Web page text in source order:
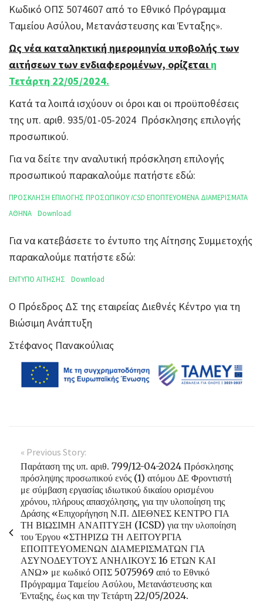
Κωδικό ΟΠΣ 5074607 από το Εθνικό Πρόγραμμα
Ταμείου Ασύλου, Μετανάστευσης και Ένταξης».
Ως νέα καταληκτική ημερομηνία υποβολής των
αιτήσεων των ενδιαφερομένων, ορίζεταιη
Τετάρτη 22/05/2024.
Κατά τα λοιπά ισχύουν οι όροι και οι προϋποθέσεις
της υπ. αριθ. 935/01-05-2024 Πρόσκλησης επιλογής
προσωπικού.
Για να δείτε την αναλυτική πρόσκληση επιλογής
προσωπικού παρακαλούμε πατήστε εδώ:
ΠΡΟΣΚΛΗΣΗ ΕΠΙΛΟΓΗΣ ΠΡΟΣΩΠΙΚΟΥICSDΕΠΟΠΤΕΥΟΜΕΝΑ ΔΙΑΜΕΡΙΣΜΑΤΑ
ΑΘΗΝΑ
Download
Για να κατεβάσετε το έντυπο της Αίτησης Συμμετοχής
παρακαλούμε πατήστε εδώ:
ΕΝΤΥΠΟ ΑΙΤΗΣΗΣ Download
Ο Πρόεδρος ΔΣ της εταιρείας Διεθνές Κέντρο για τη
Βιώσιμη Ανάπτυξη
Στέφανος Πανακούλιας
« Previous Story:
Παράταση της υπ. αριθ. 799/12-04-2024 Πρόσκλησης
πρόσληψης προσωπικού ενός (1) ατόμου ΔΕ Φροντιστή
με σύμβαση εργασίας ιδιωτικού δικαίου ορισμένου
χρόνου, πλήρους απασχόλησης, για την υλοποίηση της
Δράσης «Επιχορήγηση Ν.Π. ΔΙΕΘΝΕΣ ΚΕΝΤΡΟ ΓΙΑ
ΤΗ ΒΙΩΣΙΜΗ ΑΝΑΠΤΥΞΗ (ICSD) για την υλοποίηση
του Έργου «ΣΤΗΡΙΖΩ ΤΗ ΛΕΙΤΟΥΡΓΙΑ
ΕΠΟΠΤΕΥΟΜΕΝΩΝ ΔΙΑΜΕΡΙΣΜΑΤΩΝ ΓΙΑ
ΑΣΥΝΟΔΕΥΤΟΥΣ ΑΝΗΛΙΚΟΥΣ 16 ΕΤΩΝ ΚΑΙ
ΑΝΩ» με κωδικό ΟΠΣ 5075969 από το Εθνικό
Πρόγραμμα Ταμείου Ασύλου, Μετανάστευσης και
Ένταξης, έως και την Τετάρτη 22/05/2024.